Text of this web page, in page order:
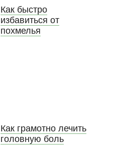
Как быстро
избавиться от
похмелья
Как грамотно лечить
головную боль